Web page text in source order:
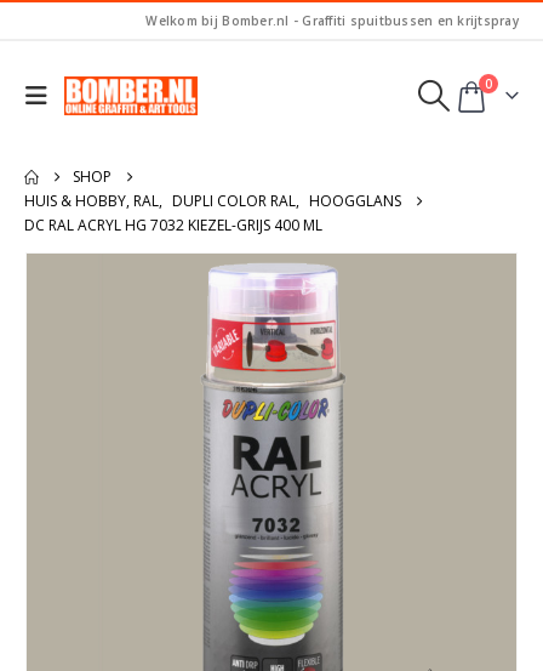
Welkom bij Bomber.nl - Graffiti spuitbussen en krijtspray
0
SHOP
HUIS & HOBBY, RAL, DUPLI COLOR RAL, HOOGGLANS
DC RAL ACRYL HG 7032 KIEZEL-GRIJS 400 ML